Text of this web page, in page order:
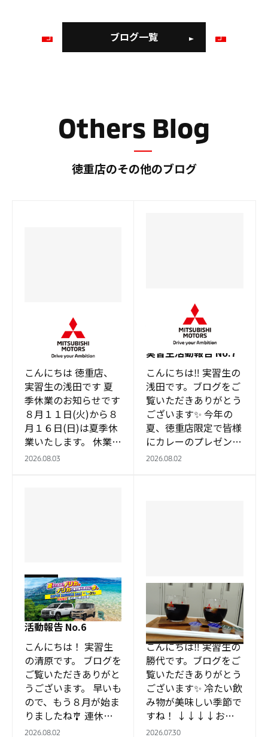
前
ブログ一覧
次
Others Blog
徳重店のその他のブログ
～夏季休業のお知らせ
こんにちは 徳重店、
実習生の浅田です 夏
季休業のお知らせです
８月１１日(火)から８
月１６日(日)は夏季休
業いたします。 休業中
の緊急サービスにつき
2026.08.03
徳重店限定プレゼン
ト、始まりました！
実習生活動報告 No.7
こんにちは‼ 実習生の
浅田です。ブログをご
覧いただきありがとう
ございます✨ 今年の
夏、徳重店限定で皆様
にカレーのプレゼント
中です！ チラシご持
2026.08.02
夏といえば、デリカ。
買い替え応援 実習生
活動報告 No.6
徳重店
こんにちは！ 実習生
の清原です。 ブログを
ご覧いただきありがと
うございます。 早いも
ので、もう８月が始ま
りましたね🎐 連休の
予定はお決まりになり
2026.08.02
ちょっと一息 実習生
活動報告 No.5
こんにちは‼ 実習生の
勝代です。ブログをご
覧いただきありがとう
ございます✨ 冷たい飲
み物が美味しい季節で
すね！ ↓↓↓↓お客
様に特に人気なアイス
2026.07.30